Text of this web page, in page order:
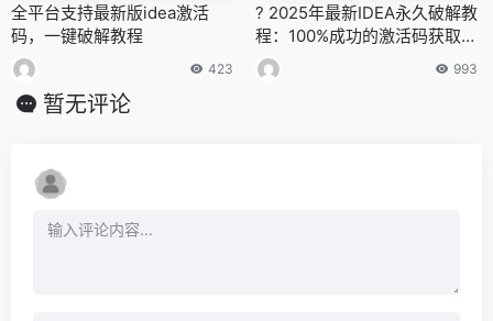
全平台支持最新版idea激活
码，一键破解教程
423
? 2025年最新IDEA永久破解教
程：100%成功的激活码获取与
使用指南 ?
993
暂无评论